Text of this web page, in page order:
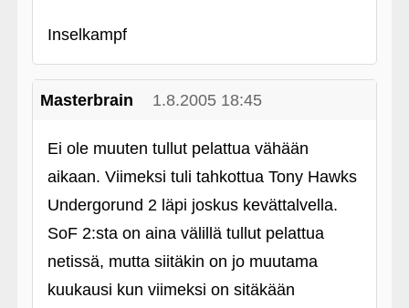
Inselkampf
Masterbrain 1.8.2005 18:45
Ei ole muuten tullut pelattua vähään
aikaan. Viimeksi tuli tahkottua Tony Hawks
Undergorund 2 läpi joskus kevättalvella.
SoF 2:sta on aina välillä tullut pelattua
netissä, mutta siitäkin on jo muutama
kuukausi kun viimeksi on sitäkään